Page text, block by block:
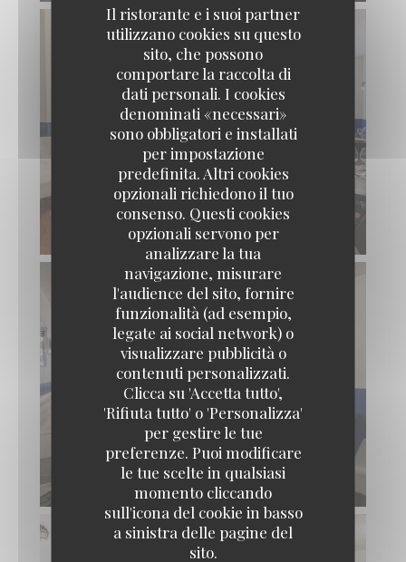
Il ristorante e i suoi partner
utilizzano cookies su questo
sito, che possono
comportare la raccolta di
dati personali. I cookies
denominati «necessari»
sono obbligatori e installati
per impostazione
predefinita. Altri cookies
opzionali richiedono il tuo
consenso. Questi cookies
opzionali servono per
analizzare la tua
navigazione, misurare
l'audience del sito, fornire
funzionalità (ad esempio,
legate ai social network) o
visualizzare pubblicità o
contenuti personalizzati.
Clicca su 'Accetta tutto',
'Rifiuta tutto' o 'Personalizza'
per gestire le tue
preferenze. Puoi modificare
le tue scelte in qualsiasi
momento cliccando
sull'icona del cookie in basso
a sinistra delle pagine del
sito.
HITO